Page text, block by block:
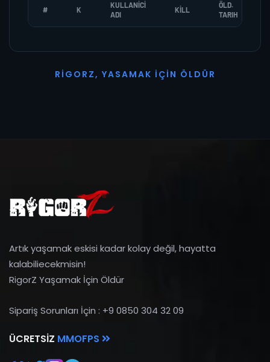
# K
KULLANICI
ADI
KILL
ÖLD.
TARIH
R I G O R Z, YASAMAK İ ÇI N Ö L D Ü R
Artık yaşamak eskisi kadar kolay değil, hayatta
kalabiliecekmisin!
RigorZ Yaşamak İçin Öldür
Sipariş Sorunları İçin : +9 0850 304 32 09
ÜCRETSIZ MMOFPS